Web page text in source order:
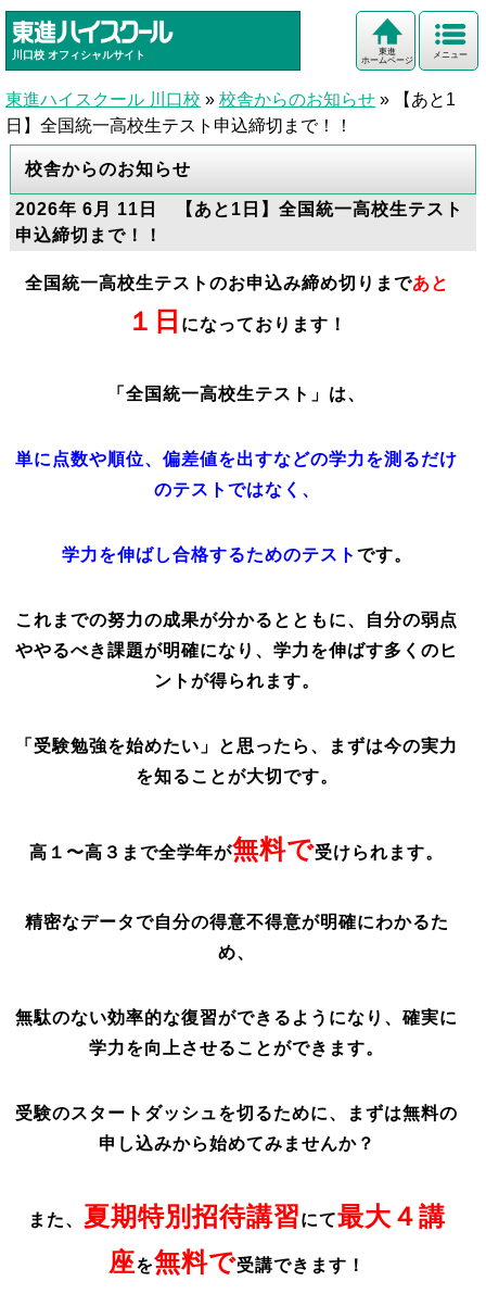
川口校 オフィシャルサイト メニュー
東進
ホームページ
東進ハイスクール 川口校 » 校舎からのお知らせ »
【あと1
日】全国統一高校生テスト申込締切まで！！
校舎からのお知らせ
2026年 6月 11日 【あと1日】全国統一高校生テスト
申込締切まで！！
全国統一高校生テストのお申込み締め切りまであと
１ 日 になっております！
「全国統一高校生テスト」は、
単に点数や順位、偏差値を出すなどの学力を測るだけ
のテストではなく、
学力を伸ばし合格するためのテスト です。
これまでの努力の成果が分かるとともに、自分の弱点
ややるべき課題が明確になり、学力を伸ばす多くのヒ
ントが得られます。
「受験勉強を始めたい」と思ったら、まずは今の実力
を知ることが大切です。
高１〜高３まで全学年が無料で受けられます。
精密なデータで自分の得意不得意が明確にわかるた
め、
無駄のない効率的な復習ができるようになり、確実に
学力を向上させることができます。
受験のスタートダッシュを切るために、まずは無料の
申し込みから始めてみませんか？
また、 夏期特別招待講習にて最大４講
座を無料で受講できます！